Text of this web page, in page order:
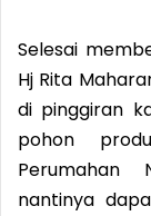
Selesai
Hj Rita
di pinggiran
pohon
Perumahan
nantinya